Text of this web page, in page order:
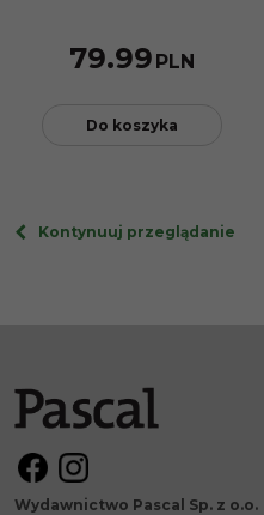
79.99 PLN
Do koszyka
Kontynuuj przeglądanie
Wydawnictwo Pascal Sp. z o.o.